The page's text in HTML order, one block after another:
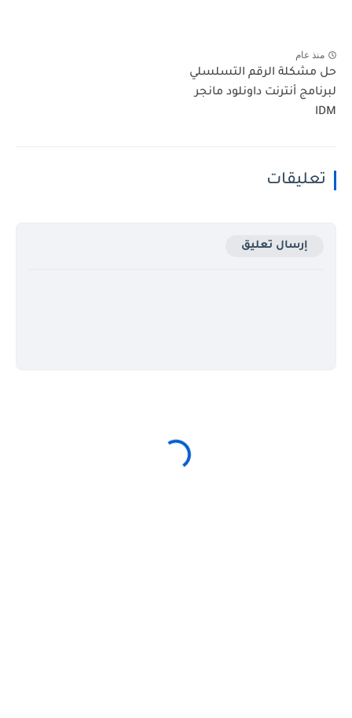
منذ عام
حل مشكلة الرقم التسلسلي
لبرنامج أنترنت داونلود مانجر
IDM
تعليقات
إرسال تعليق